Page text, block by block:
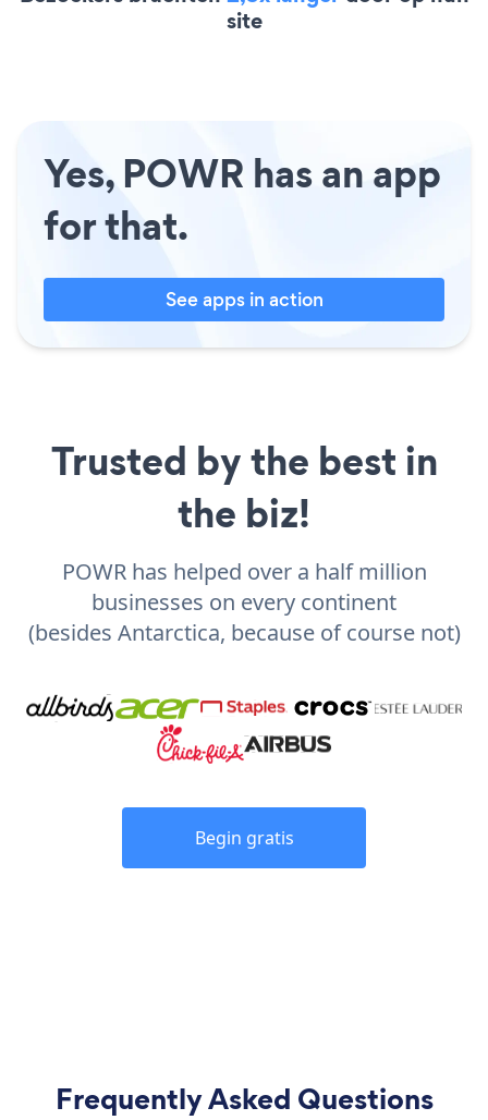
site
Yes, POWR has an app
for that.
See apps in action
Trusted by the best in
the biz!
POWR has helped over a half million
businesses on every continent
(besides Antarctica, because of course not)
Begin gratis
Frequently Asked Questions